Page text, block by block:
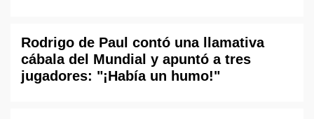
Rodrigo de Paul contó una llamativa
cábala del Mundial y apuntó a tres
jugadores: "¡Había un humo!"